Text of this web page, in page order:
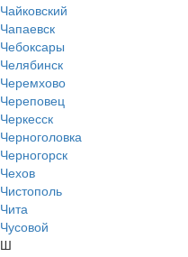
Чайковский
Чапаевск
Чебоксары
Челябинск
Черемхово
Череповец
Черкесск
Черноголовка
Черногорск
Чехов
Чистополь
Чита
Чусовой
Ш